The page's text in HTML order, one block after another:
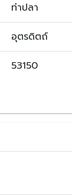
ท่าปลา
อุตรดิตถ์
53150